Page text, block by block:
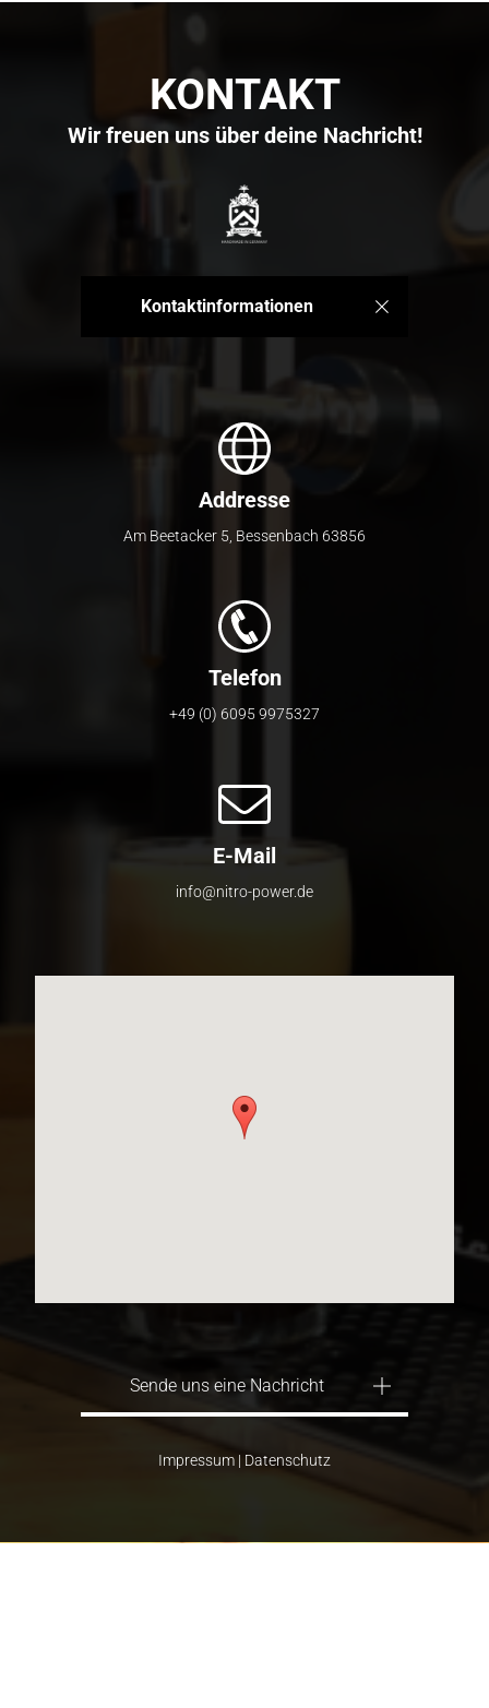
KONTAKT
Wir freuen uns über deine Nachricht!
Kontaktinformationen
Addresse
Am Beetacker 5, Bessenbach 63856
Telefon
+49 (0) 6095 9975327
E-Mail
info@nitro-power.de
Sende uns eine Nachricht
Impressum | Datenschutz